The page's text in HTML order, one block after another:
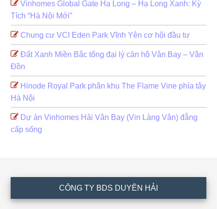
Vinhomes Global Gate Hạ Long – Hạ Long Xanh: Kỳ
Tích “Hà Nội Mới”
Chung cư VCI Eden Park Vĩnh Yên cơ hội đầu tư
Đất Xanh Miền Bắc tổng đại lý căn hộ Vân Bay – Vân
Đồn
Hinode Royal Park phân khu The Flame Vine phía tây
Hà Nội
Dự án Vinhomes Hải Vân Bay (Vin Làng Vân) đẵng
cấp sống
CÔNG TY BDS DUYÊN HẢI